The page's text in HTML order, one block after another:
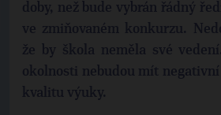
doby, než bude vybrán řádný
ve zmiňovaném konkurzu.
že by škola neměla své
okolnosti nebudou mít
kvalitu výuky.